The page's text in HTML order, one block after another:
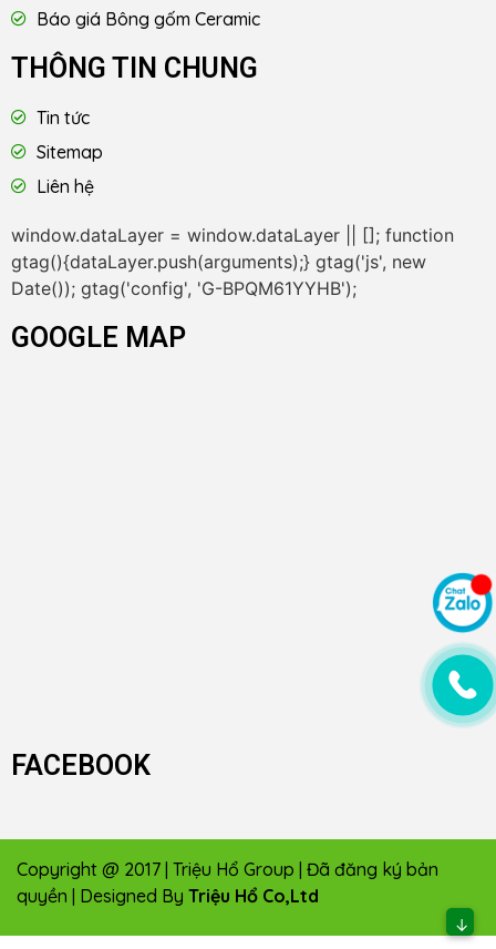
Báo giá Bông gốm Ceramic
THÔNG TIN CHUNG
Tin tức
Sitemap
Liên hệ
window.dataLayer = window.dataLayer || []; function
gtag(){dataLayer.push(arguments);} gtag('js', new
Date()); gtag('config', 'G-BPQM61YYHB');
GOOGLE MAP
FACEBOOK
Copyright @ 2017 | Triệu Hổ Group | Đã đăng ký bản
quyền | Designed By Triệu Hổ Co,Ltd
↓